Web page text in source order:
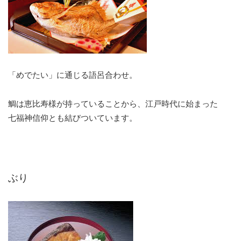
「めでたい」に通じる語呂合わせ。
鯛は恵比寿様が持っていることから、江戸時代に始まった
七福神信仰とも結びついています。
ぶり